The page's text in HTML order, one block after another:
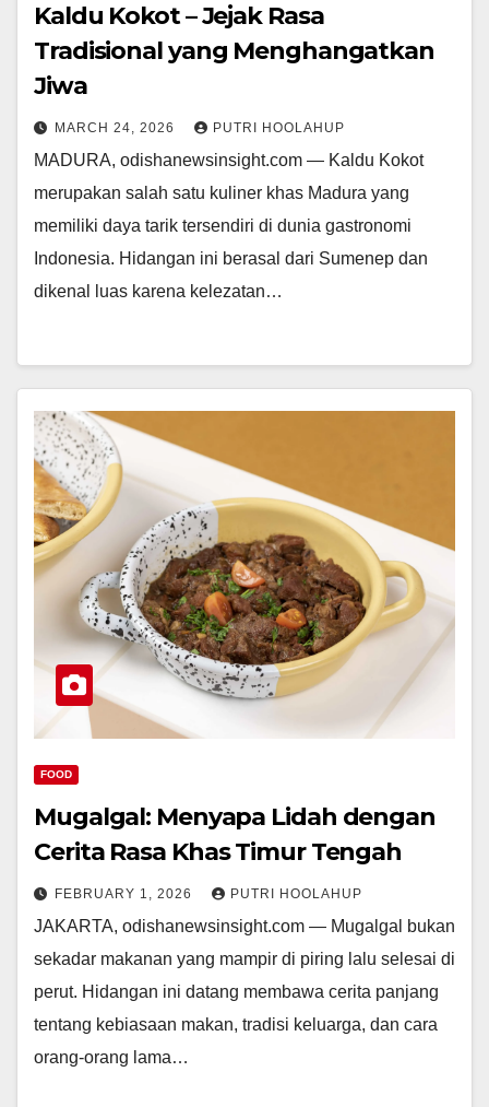
Kaldu Kokot – Jejak Rasa
Tradisional yang Menghangatkan
Jiwa
MARCH 24, 2026 PUTRI HOOLAHUP
MADURA, odishanewsinsight.com — Kaldu Kokot
merupakan salah satu kuliner khas Madura yang
memiliki daya tarik tersendiri di dunia gastronomi
Indonesia. Hidangan ini berasal dari Sumenep dan
dikenal luas karena kelezatan…
FOOD
Mugalgal: Menyapa Lidah dengan
Cerita Rasa Khas Timur Tengah
FEBRUARY 1, 2026 PUTRI HOOLAHUP
JAKARTA, odishanewsinsight.com — Mugalgal bukan
sekadar makanan yang mampir di piring lalu selesai di
perut. Hidangan ini datang membawa cerita panjang
tentang kebiasaan makan, tradisi keluarga, dan cara
orang-orang lama…